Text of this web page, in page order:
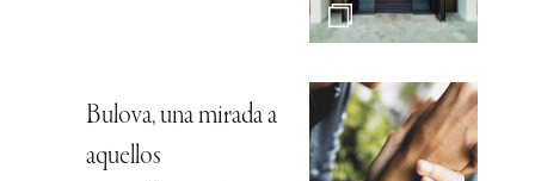
Bulova, una mirada a
aquellos